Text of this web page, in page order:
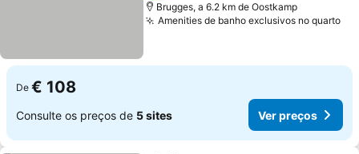
Brugges, a 6.2 km de Oostkamp
Amenities de banho exclusivos no quarto
De € 108
Consulte os preços de 5 sites Ver preços